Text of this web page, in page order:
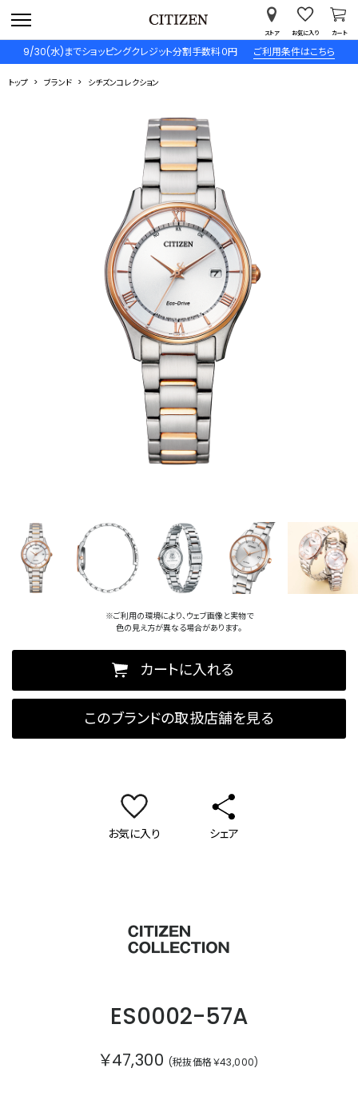
9/30(水)までショッピングクレジット分割手数料０円 ご利用条件はこちら
ストア お気に入り カート
トップ ブランド シチズンコレクション
※ご利用の環境により、ウェブ画像と実物で
色の見え方が異なる場合があります。
カートに入れる
このブランドの取扱店舗を見る
お気に入り シェア
ES0002-57A
￥47,300 (税抜価格￥43,000)